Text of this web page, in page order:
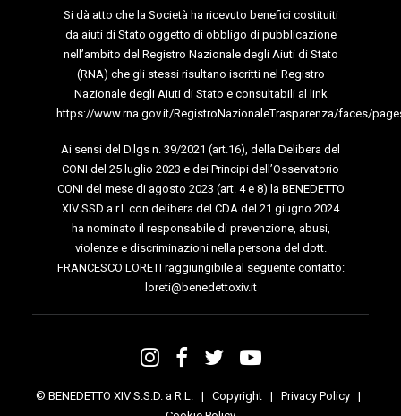
Si dà atto che la Società ha ricevuto benefici costituiti
da aiuti di Stato oggetto di obbligo di pubblicazione
nell’ambito del Registro Nazionale degli Aiuti di Stato
(RNA) che gli stessi risultano iscritti nel Registro
Nazionale degli Aiuti di Stato e consultabili al link
https://www.rna.gov.it/RegistroNazionaleTrasparenza/faces/
Ai sensi del D.lgs n. 39/2021 (art.16), della Delibera del
CONI del 25 luglio 2023 e dei Principi dell’Osservatorio
CONI del mese di agosto 2023 (art. 4 e 8) la BENEDETTO
XIV SSD a r.l. con delibera del CDA del 21 giugno 2024
ha nominato il responsabile di prevenzione, abusi,
violenze e discriminazioni nella persona del dott.
FRANCESCO LORETI raggiungibile al seguente contatto:
loreti@benedettoxiv.it
© BENEDETTO XIV S.S.D. a R.L. | Copyright| Privacy Policy|